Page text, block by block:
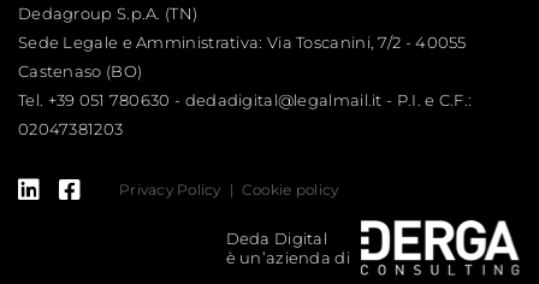
Dedagroup S.p.A. (TN)
Sede Legale e Amministrativa: Via Toscanini, 7/2 - 40055
Castenaso (BO)
Tel. +39 051 780630 - dedadigital@legalmail.it - P.I. e C.F.:
02047381203
Privacy Policy Cookie policy
Deda Digital
è un’azienda di